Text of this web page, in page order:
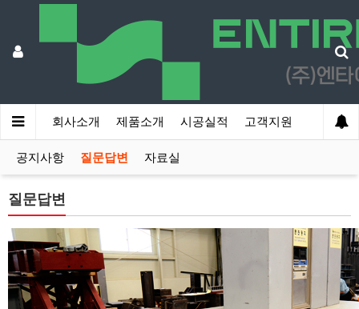
회사소개 제품소개 시공실적 고객지원
공지사항 질문답변 자료실
질문답변